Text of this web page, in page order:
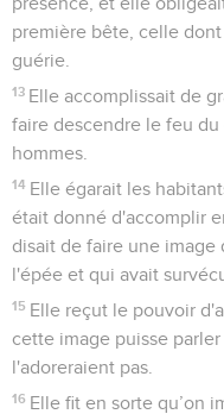
première bête, celle
guérie.
13 Elle accomplissait de
faire descendre le feu
hommes.
14 Elle égarait les
était donné d'accomplir
disait de faire une image
l'épée et qui avait
15 Elle reçut le pouvoir
cette image puisse
l'adoreraient pas.
16 Elle fit en sorte qu’on